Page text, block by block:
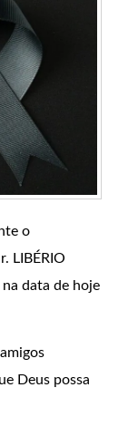
o
LIBÉRIO
data de hoje
Deus possa